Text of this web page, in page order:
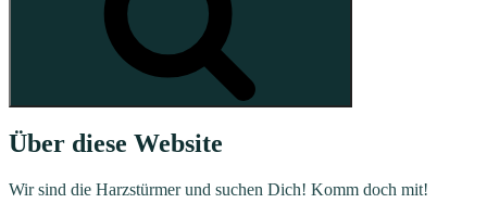
Über diese Website
Wir sind die Harzstürmer und suchen Dich! Komm doch mit!